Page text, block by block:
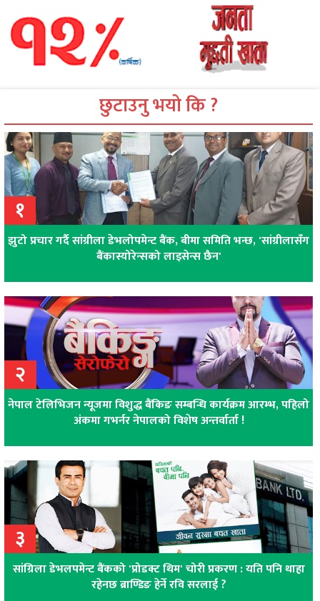
छुटाउनु भयो कि ?
१
झुटो प्रचार गर्दै सांग्रीला डेभलोपमेन्ट बैंक, बीमा समिति भन्छ, 'सांग्रीलासँग
बैंकास्योरेन्सको लाइसेन्स छैन'
२
नेपाल टेलिभिजन न्यूजमा विशुद्ध बैंकिङ सम्बन्धि कार्यक्रम आरम्भ, पहिलो
अंकमा गभर्नर नेपालको विशेष अन्तर्वार्ता !
३
सांग्रिला डेभलपमेन्ट बैंकको 'प्रोडक्ट थिम' चोरी प्रकरण : यति पनि थाहा
रहेनछ ब्राण्डिङ हेर्ने रवि सरलाई ?